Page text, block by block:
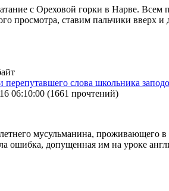
с Ореховой горки в Нарве. Всем
просмотра, ставим пальчики вверх и
перепутавшего слова школьника
06:10:00 (1661 прочтений)
мусульманина, проживающего
ошибка, допущенная им на уроке